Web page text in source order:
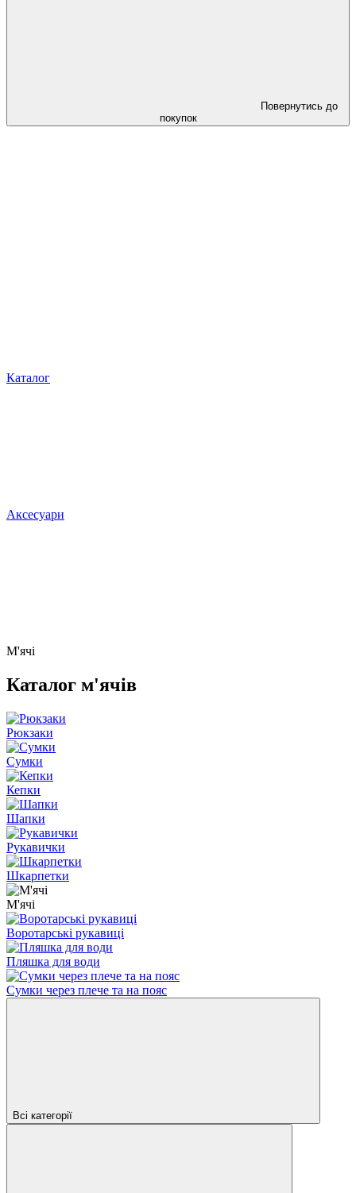
Повернутись до
покупок
Каталог
Аксесуари
М'ячі
Каталог м'ячів
Рюкзаки
Сумки
Кепки
Шапки
Рукавички
Шкарпетки
М'ячі
Воротарські рукавиці
Пляшка для води
Сумки через плече та на пояс
Всі категорії